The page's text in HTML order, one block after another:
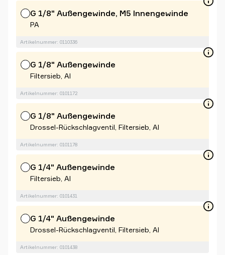
G 1/8" Außengewinde, M5 Innengewinde
PA
Artikelnummer: 0110336
G 1/8" Außengewinde
Filtersieb, Al
Artikelnummer: 0101172
G 1/8" Außengewinde
Drossel-Rückschlagventil, Filtersieb, Al
Artikelnummer: 0101178
G 1/4" Außengewinde
Filtersieb, Al
Artikelnummer: 0101431
G 1/4" Außengewinde
Drossel-Rückschlagventil, Filtersieb, Al
Artikelnummer: 0101438